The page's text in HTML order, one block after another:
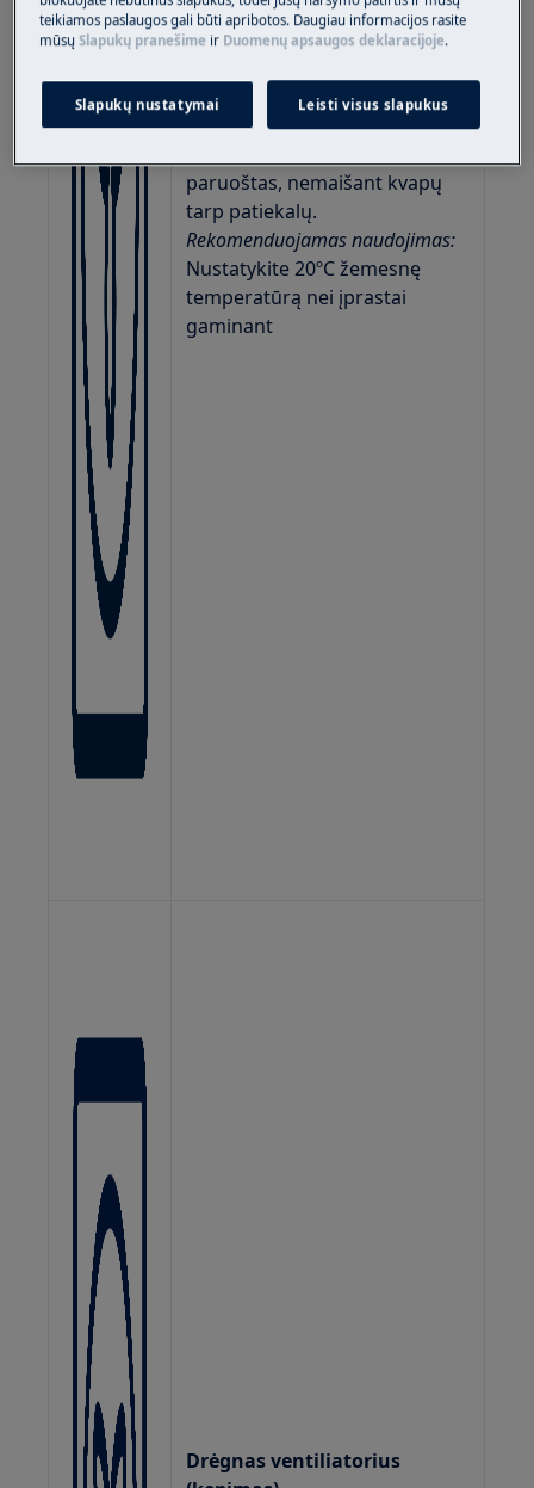
Tikras gerbėjų gaminimas
lygių vienu metu. Ventiliatorius
paskirsto karštą orą, kad
paruoštas, nemaišant kvapų
tarp patiekalų.
Rekomenduojamas naudojimas:
Nustatykite 20ºC žemesnę
temperatūrą nei įprastai
gaminant
Drėgnas ventiliatorius
teikiamos paslaugos gali būti apribotos. Daugiau informacijos rasite
mūsųSlapukų pranešime ir Duomenų apsaugos deklaracijoje.
Slapukų nustatymai Leisti visus slapukus